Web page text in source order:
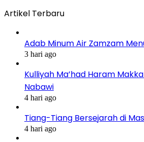
Artikel Terbaru
Adab Minum Air Zamzam
3 hari ago
Kulliyah Ma’had Haram
Nabawi
4 hari ago
Tiang-Tiang Bersejarah di
4 hari ago